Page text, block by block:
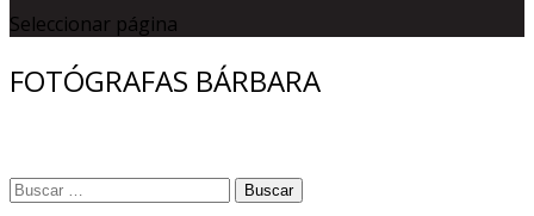
Seleccionar página
FOTÓGRAFAS BÁRBARA
Buscar: